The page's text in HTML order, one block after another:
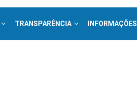
TRANSPARÊNCIA INFORMAÇÕES